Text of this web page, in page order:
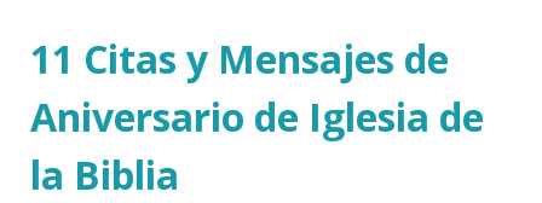
11 Citas y Mensajes de
Aniversario de Iglesia de
la Biblia